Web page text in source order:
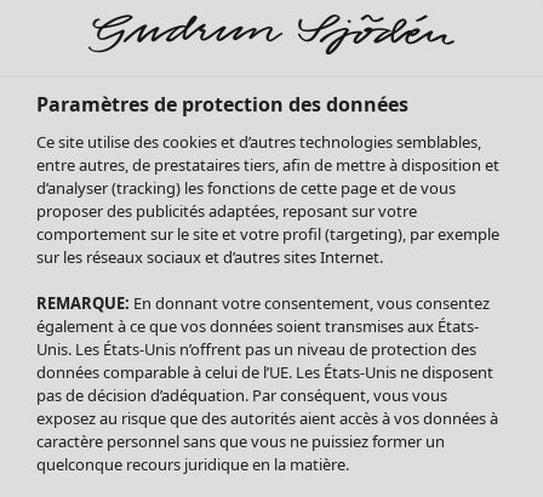
Soldes Vêtements
Tous les vêtements
Robes
Tuniques
Blouses
Tops
Gilets
Pantalon
Jupes
Paramètres de protection des données
Ce site utilise des cookies et d’autres technologies semblables,
entre autres, de prestataires tiers, afin de mettre à disposition et
d’analyser (tracking) les fonctions de cette page et de vous
proposer des publicités adaptées, reposant sur votre
comportement sur le site et votre profil (targeting), par exemple
sur les réseaux sociaux et d’autres sites Internet.
REMARQUE: En donnant votre consentement, vous consentez
également à ce que vos données soient transmises aux États-
Unis. Les États-Unis n’offrent pas un niveau de protection des
données comparable à celui de l’UE. Les États-Unis ne disposent
pas de décision d’adéquation. Par conséquent, vous vous
exposez au risque que des autorités aient accès à vos données à
caractère personnel sans que vous ne puissiez former un
quelconque recours juridique en la matière.